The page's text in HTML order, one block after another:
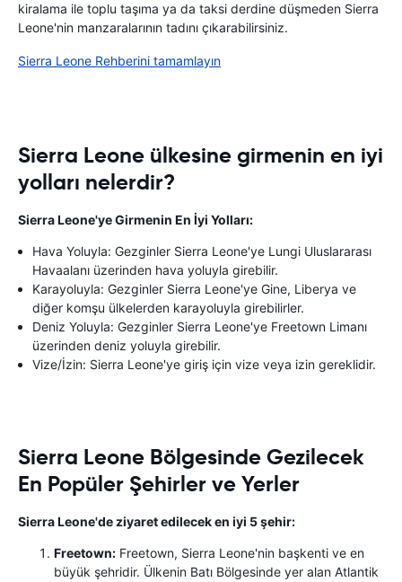
kiralama ile toplu taşıma ya da taksi derdine düşmeden Sierra
Leone'nin manzaralarının tadını çıkarabilirsiniz.
Sierra Leone Rehberini tamamlayın
Sierra Leone ülkesine girmenin en iyi
yolları nelerdir?
Sierra Leone'ye Girmenin En İyi Yolları:
Hava Yoluyla: Gezginler Sierra Leone'ye Lungi Uluslararası
Havaalanı üzerinden hava yoluyla girebilir.
Karayoluyla: Gezginler Sierra Leone'ye Gine, Liberya ve
diğer komşu ülkelerden karayoluyla girebilirler.
Deniz Yoluyla: Gezginler Sierra Leone'ye Freetown Limanı
üzerinden deniz yoluyla girebilir.
Vize/İzin: Sierra Leone'ye giriş için vize veya izin gereklidir.
Sierra Leone Bölgesinde Gezilecek
En Popüler Şehirler ve Yerler
Sierra Leone'de ziyaret edilecek en iyi 5 şehir:
Freetown: Freetown, Sierra Leone'nin başkenti ve en
büyük şehridir. Ülkenin Batı Bölgesinde yer alan Atlantik